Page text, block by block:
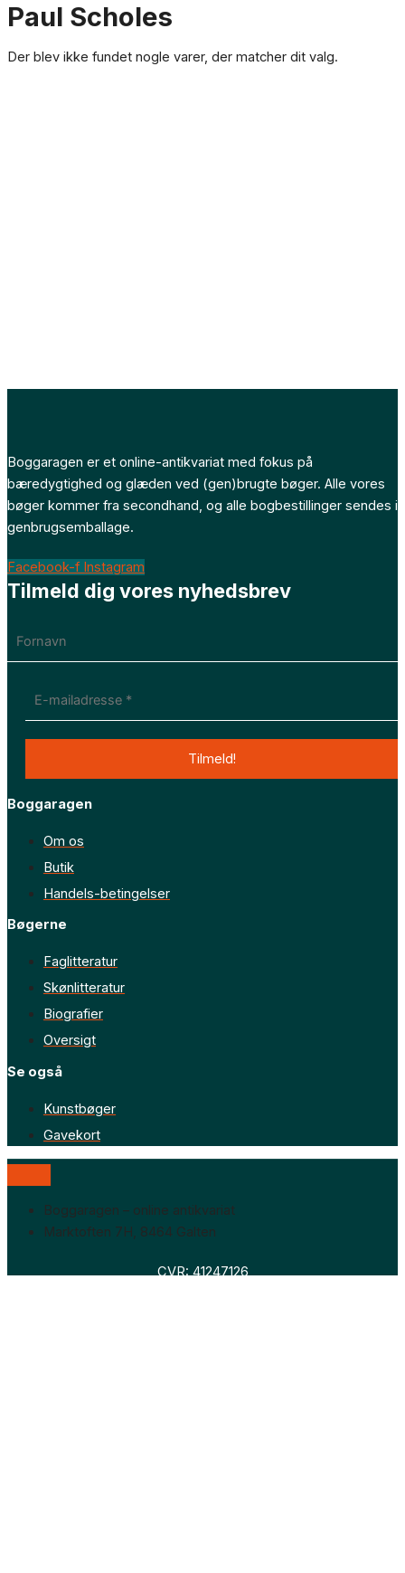
Paul Scholes
Der blev ikke fundet nogle varer, der matcher dit valg.
Boggaragen er et online-antikvariat med fokus på
bæredygtighed og glæden ved (gen)brugte bøger. Alle vores
bøger kommer fra secondhand, og alle bogbestillinger sendes i
genbrugsemballage.
Facebook-f Instagram
Tilmeld dig vores nyhedsbrev
Boggaragen
Om os
Butik
Handels-betingelser
Bøgerne
Faglitteratur
Skønlitteratur
Biografier
Oversigt
Se også
Kunstbøger
Gavekort
Boggaragen – online antikvariat
Marktoften 7H, 8464 Galten
CVR: 41247126